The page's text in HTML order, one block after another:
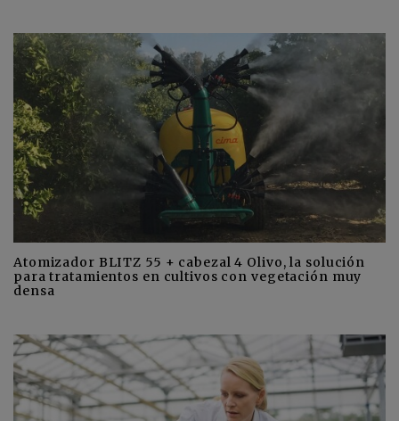
Atomizador BLITZ 55 + cabezal 4 Olivo, la solución
para tratamientos en cultivos con vegetación muy
densa